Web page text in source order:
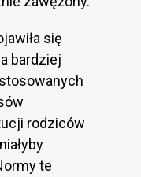
się
bardziej
rodziców
te